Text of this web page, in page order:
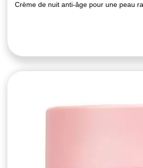
Crème de nuit anti-âge pour une peau